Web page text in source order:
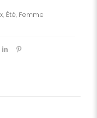
, Été, Femme